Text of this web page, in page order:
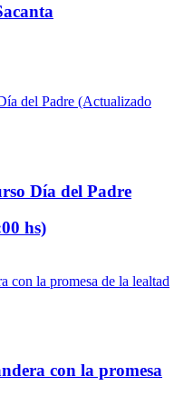
Día del Padre
hs)
con la promesa